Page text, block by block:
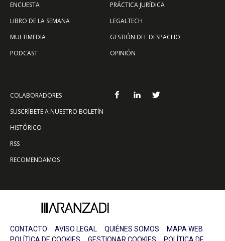
ENCUESTA
LIBRO DE LA SEMANA
MULTIMEDIA
PODCAST
PRÁCTICA JURÍDICA
LEGALTECH
GESTIÓN DEL DESPACHO
OPINIÓN
COLABORADORES
SUSCRÍBETE A NUESTRO BOLETÍN
HISTÓRICO
RSS
RECOMENDAMOS
CONTACTO AVISO LEGAL QUIÉNES SOMOS
MAPA WEB